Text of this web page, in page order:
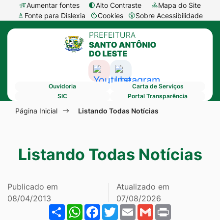
Seção
de
acessibilidade
Ir
para
o
a
busca
Aumentar fontes Alto Contraste
Mapa do Site
Fonte para Dislexia
Cookies
Abrir
preferências
de
cookies
Sobre Acessibilidade
Acessar
Rede
Acessar
Rede
Ouvidoria
Carta de Serviços
SIC
Portal Transparência
Seção
principal
Página Inicial Listando Todas Notícias
Listando Todas Notícias
Publicado em
08/04/2013
Atualizado em
07/08/2026
ShareWhatsApp
Facebook
Twitter
EmailGmail